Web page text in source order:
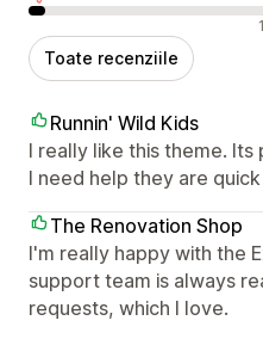
Recenzii negative
Toate recenziile
Runnin' Wild Kids
I really like this theme.
I need help they are
The Renovation Shop
I'm really happy with the
support team is always
requests, which I love.